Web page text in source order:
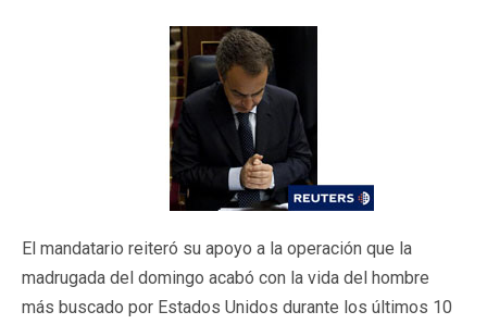
El mandatario reiteró su apoyo a la operación que la
madrugada del domingo acabó con la vida del hombre
más buscado por Estados Unidos durante los últimos 10